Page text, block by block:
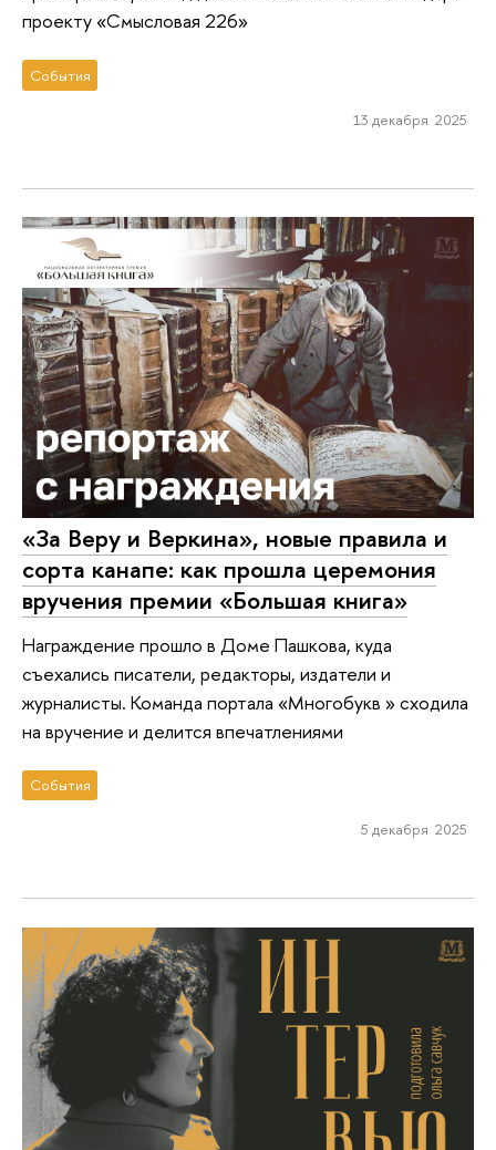
проекту «Смысловая 226»
События
13 декабря 2025
«За Веру и Веркина», новые правила и
сорта канапе: как прошла церемония
вручения премии «Большая книга»
Награждение прошло в Доме Пашкова, куда
съехались писатели, редакторы, издатели и
журналисты. Команда портала «Многобукв » сходила
на вручение и делится впечатлениями
События
5 декабря 2025